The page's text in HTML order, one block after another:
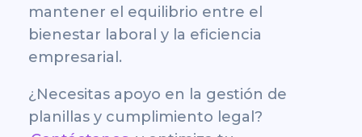
mantener el equilibrio entre el
bienestar laboral y la eficiencia
empresarial.
¿Necesitas apoyo en la gestión de
planillas y cumplimiento legal?